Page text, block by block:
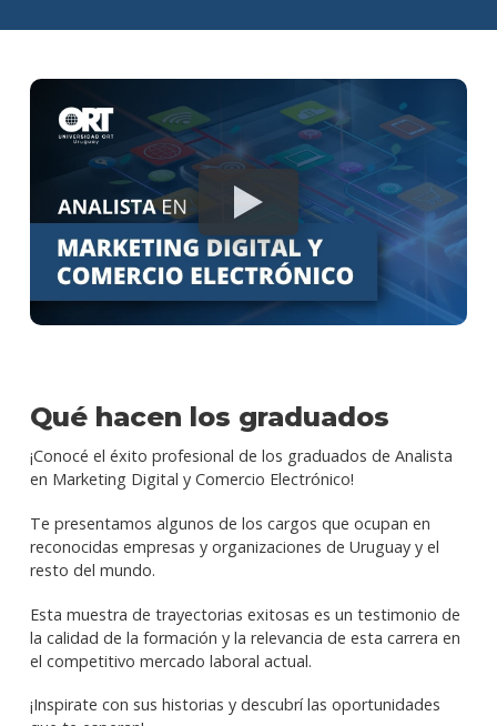
Qué hacen los graduados
¡Conocé el éxito profesional de los graduados de Analista
en Marketing Digital y Comercio Electrónico!
Te presentamos algunos de los cargos que ocupan en
reconocidas empresas y organizaciones de Uruguay y el
resto del mundo.
Esta muestra de trayectorias exitosas es un testimonio de
la calidad de la formación y la relevancia de esta carrera en
el competitivo mercado laboral actual.
¡Inspirate con sus historias y descubrí las oportunidades